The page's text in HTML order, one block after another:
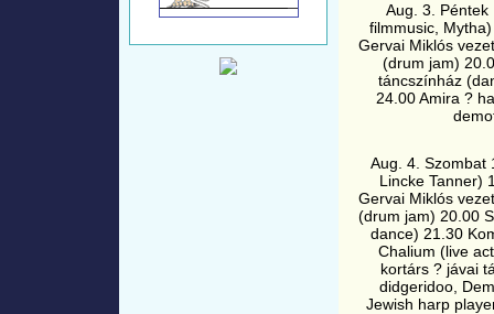
Aug. 3. Péntek
filmmusic,
Gervai Miklós
(drum jam)
táncszínház
24.00 Amira ?
Aug. 4. Szombat
Lincke Tanner)
Gervai Miklós
(drum jam) 20.00
dance) 21.30
Chalium (live
kortárs ? jávai
didgeridoo,
Jewish harp